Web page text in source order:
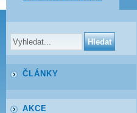
ČLÁNKY
AKCE